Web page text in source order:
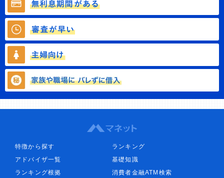
特徴から探す
ランキング
アドバイザ一覧
基礎知識
ランキング根拠
消費者金融ATM検索